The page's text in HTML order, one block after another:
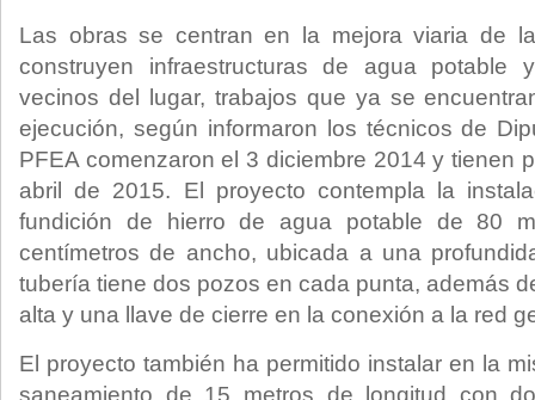
Las obras se centran en la mejora viaria de
construyen infraestructuras de agua potable
vecinos del lugar, trabajos que ya se
ejecución, según informaron los técnicos de
PFEA comenzaron el 3 diciembre 2014 y tienen
abril de 2015. El proyecto contempla la
fundición de hierro de agua potable de 80
centímetros de ancho, ubicada a una
tubería tiene dos pozos en cada punta, además
alta y una llave de cierre en la conexión a la red
El proyecto también ha permitido instalar en la
saneamiento de 15 metros de longitud con